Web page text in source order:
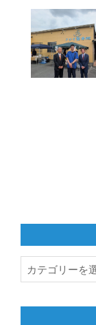
テ
リ